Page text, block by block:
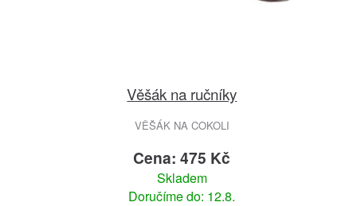
Věšák na ručníky
VĚŠÁK NA COKOLI
Cena: 475 Kč
Skladem
Doručíme do: 12.8.